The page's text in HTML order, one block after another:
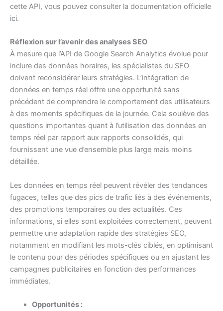
cette API, vous pouvez consulter la documentation officielle
ici.
Réflexion sur l’avenir des analyses SEO
À mesure que l’API de Google Search Analytics évolue pour
inclure des données horaires, les spécialistes du SEO
doivent reconsidérer leurs stratégies. L’intégration de
données en temps réel offre une opportunité sans
précédent de comprendre le comportement des utilisateurs
à des moments spécifiques de la journée. Cela soulève des
questions importantes quant à l’utilisation des données en
temps réel par rapport aux rapports consolidés, qui
fournissent une vue d’ensemble plus large mais moins
détaillée.
Les données en temps réel peuvent révéler des tendances
fugaces, telles que des pics de trafic liés à des événements,
des promotions temporaires ou des actualités. Ces
informations, si elles sont exploitées correctement, peuvent
permettre une adaptation rapide des stratégies SEO,
notamment en modifiant les mots-clés ciblés, en optimisant
le contenu pour des périodes spécifiques ou en ajustant les
campagnes publicitaires en fonction des performances
immédiates.
Opportunités :